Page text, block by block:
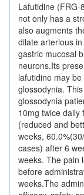
Lafutidine
not only has a
also augments
dilate arterious
gastric mucosal
neurons.Its
lafutidine may
glossodynia.
glossodynia
10mg twice
(reduced and
weeks,
cases) after 6
weeks. The pain
before
weeks.The